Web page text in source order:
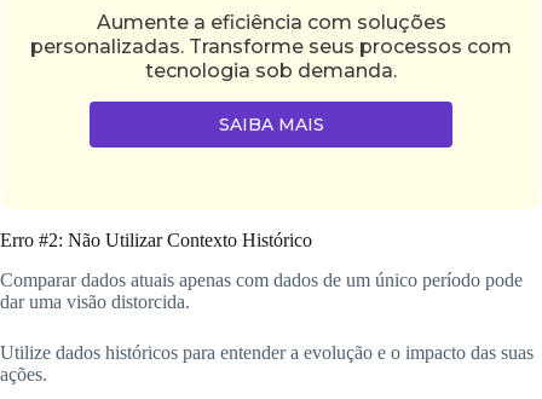
Aumente a eficiência com soluções
personalizadas. Transforme seus processos com
tecnologia sob demanda.
SAIBA MAIS
Erro #2: Não Utilizar Contexto Histórico
Comparar dados atuais apenas com dados de um único período pode
dar uma visão distorcida.
Utilize dados históricos para entender a evolução e o impacto das suas
ações.